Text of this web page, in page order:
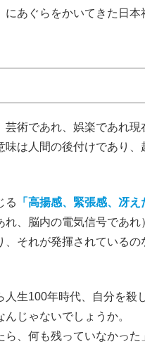
にあぐらをかいてきた日
芸術であれ、娯楽であれ現
味は人間の後付けであり、
る
「高揚感、緊張感、冴
れ、脳内の電気信号であれ
、それが発揮されているの
人生100年時代、自分を殺
じゃないでしょうか。
ら、何も残っていなかった